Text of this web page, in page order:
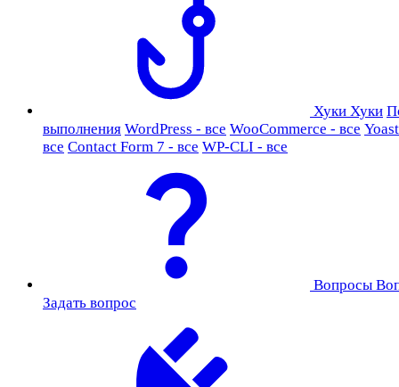
Хуки Хуки
выполнения WordPress - все WooCommerce - все
все Contact Form 7 - все WP-CLI - все
Вопросы
Задать вопрос